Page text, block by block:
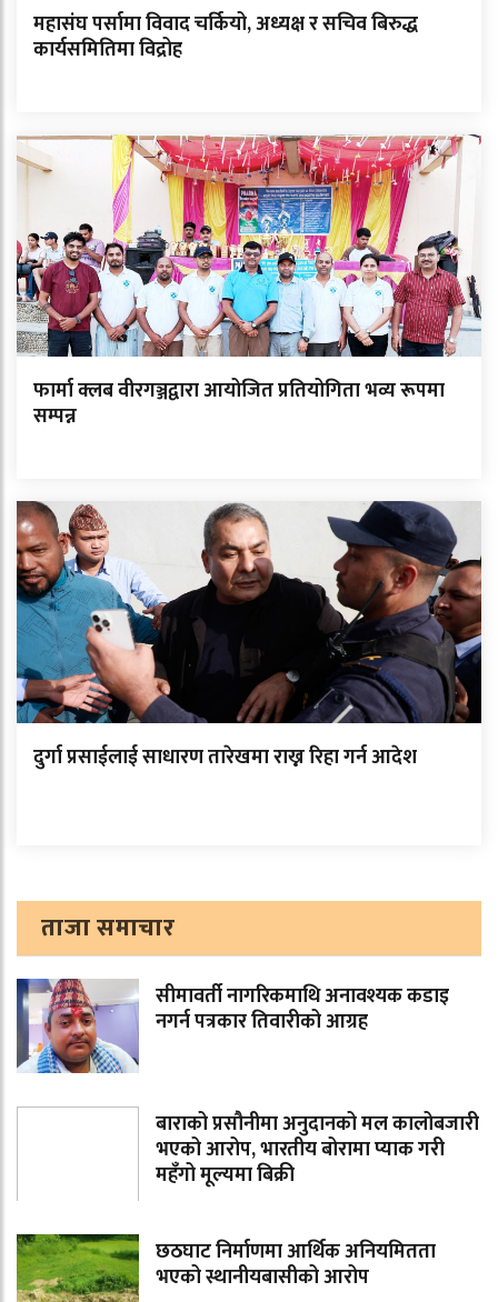
महासंघ पर्सामा विवाद चर्कियो, अध्यक्ष र सचिव बिरुद्ध
कार्यसमितिमा विद्रोह
फार्मा क्लब वीरगञ्जद्वारा आयोजित प्रतियोगिता भव्य रूपमा
सम्पन्न
दुर्गा प्रसाईलाई साधारण तारेखमा राख्न रिहा गर्न आदेश
ताजा समाचार
सीमावर्ती नागरिकमाथि अनावश्यक कडाइ
नगर्न पत्रकार तिवारीको आग्रह
बाराको प्रसौनीमा अनुदानको मल कालोबजारी
भएको आरोप, भारतीय बोरामा प्याक गरी
महँगो मूल्यमा बिक्री
छठघाट निर्माणमा आर्थिक अनियमितता
भएको स्थानीयबासीको आरोप